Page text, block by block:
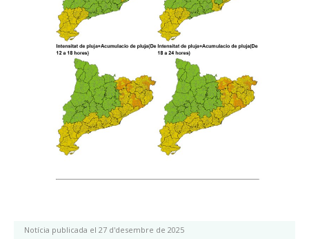
Notícia publicada el 27 d'desembre de 2025